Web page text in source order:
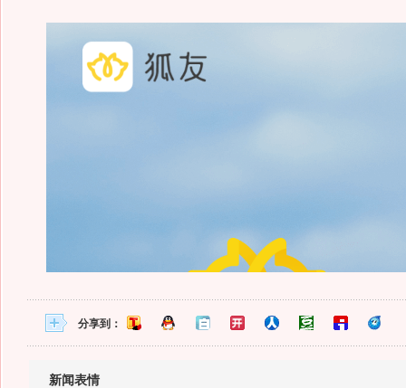
分享到：
新闻表情